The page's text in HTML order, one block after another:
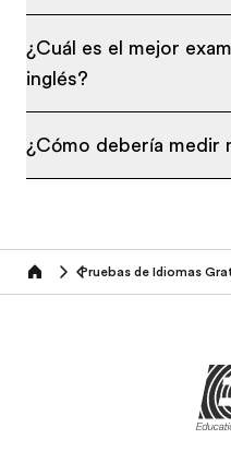
¿Cuál es el mejor
inglés?
¿Cómo debería medir
Home Pruebas de Idiomas